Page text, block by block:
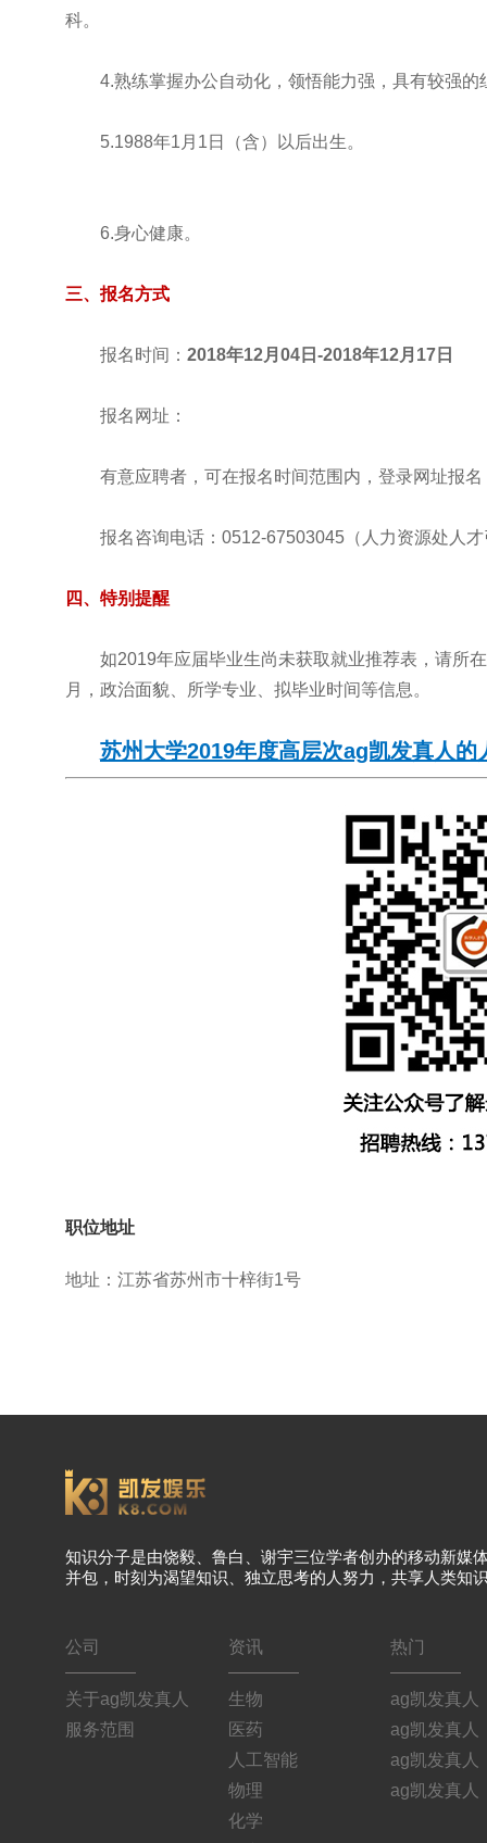
科。
4.熟练掌握办公自动化，领悟能力强，具有较强
5.1988年1月1日（含）以后出生。
6.身心健康。
三、报名方式
报名时间： 2018年12月04日-2018年12月17日
报名网址：
有意应聘者，可在报名时间范围内，登录网址报名
报名咨询电话：0512-67503045（人力资源处人
四、特别提醒
如2019年应届毕业生尚未获取就业推荐表，请所
月，政治面貌、所学专业、拟毕业时间等信息。
苏州大学2019年度高层次ag凯发真人的
职位地址
地址：江苏省苏州市十梓街1号
知识分子是由饶毅、鲁白、谢宇三位学者创办的移动新媒
并包，时刻为渴望知识、独立思考的人努力，共享人类知
公司
关于ag凯发真人
服务范围
资讯
生物
医药
人工智能
物理
化学
热门
ag凯发真人
ag凯发真人
ag凯发真人
ag凯发真人